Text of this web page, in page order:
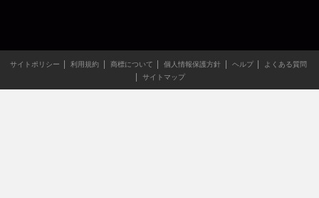
サイトポリシー 利用規約 商標について 個人情報保護方針 ヘルプ
よくある質問
サイトマップ